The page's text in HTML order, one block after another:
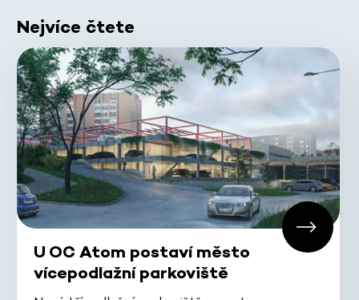
Nejvíce čtete
U OC Atom postaví město
vícepodlažní parkoviště